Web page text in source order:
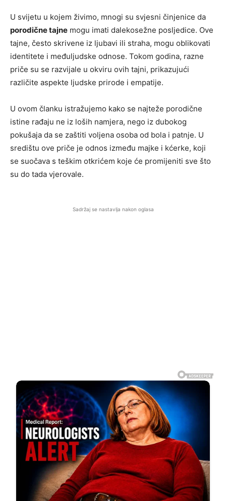
U svijetu u kojem živimo, mnogi su svjesni činjenice da
porodične tajne mogu imati dalekosežne posljedice. Ove
tajne, često skrivene iz ljubavi ili straha, mogu oblikovati
identitete i međuljudske odnose. Tokom godina, razne
priče su se razvijale u okviru ovih tajni, prikazujući
različite aspekte ljudske prirode i empatije.
U ovom članku istražujemo kako se najteže porodične
istine rađaju ne iz loših namjera, nego iz dubokog
pokušaja da se zaštiti voljena osoba od bola i patnje. U
središtu ove priče je odnos između majke i kćerke, koji
se suočava s teškim otkrićem koje će promijeniti sve što
su do tada vjerovale.
Sadržaj se nastavlja nakon oglasa